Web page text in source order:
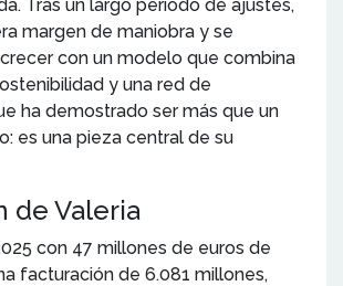
Tras un largo periodo de ajustes,
margen de maniobra y se
con un modelo que combina
y una red de
ha demostrado ser más que un
es una pieza central de su
de Valeria
con 47 millones de euros de
facturación de 6.081 millones,